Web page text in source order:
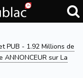
PUB - 1.92 Millions de
sur La